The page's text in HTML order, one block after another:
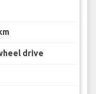
drive